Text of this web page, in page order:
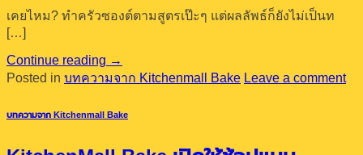
เคยไหม? ทำครัวซองต์ตามสูตรเป๊ะๆ แต่ผลลัพธ์ก็ยังไม่เป็นท
[…]
Continue reading →
Posted in บทความจาก Kitchenmall Bake Leave a comment
บทความจาก Kitchenmall Bake